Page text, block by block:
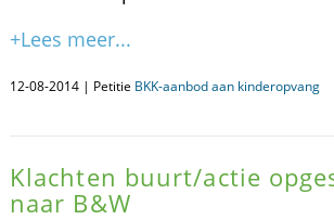
+Lees meer...
12-08-2014 | Petitie BKK-aanbod aan kinderopvang
Klachten buurt/actie
naar B&W